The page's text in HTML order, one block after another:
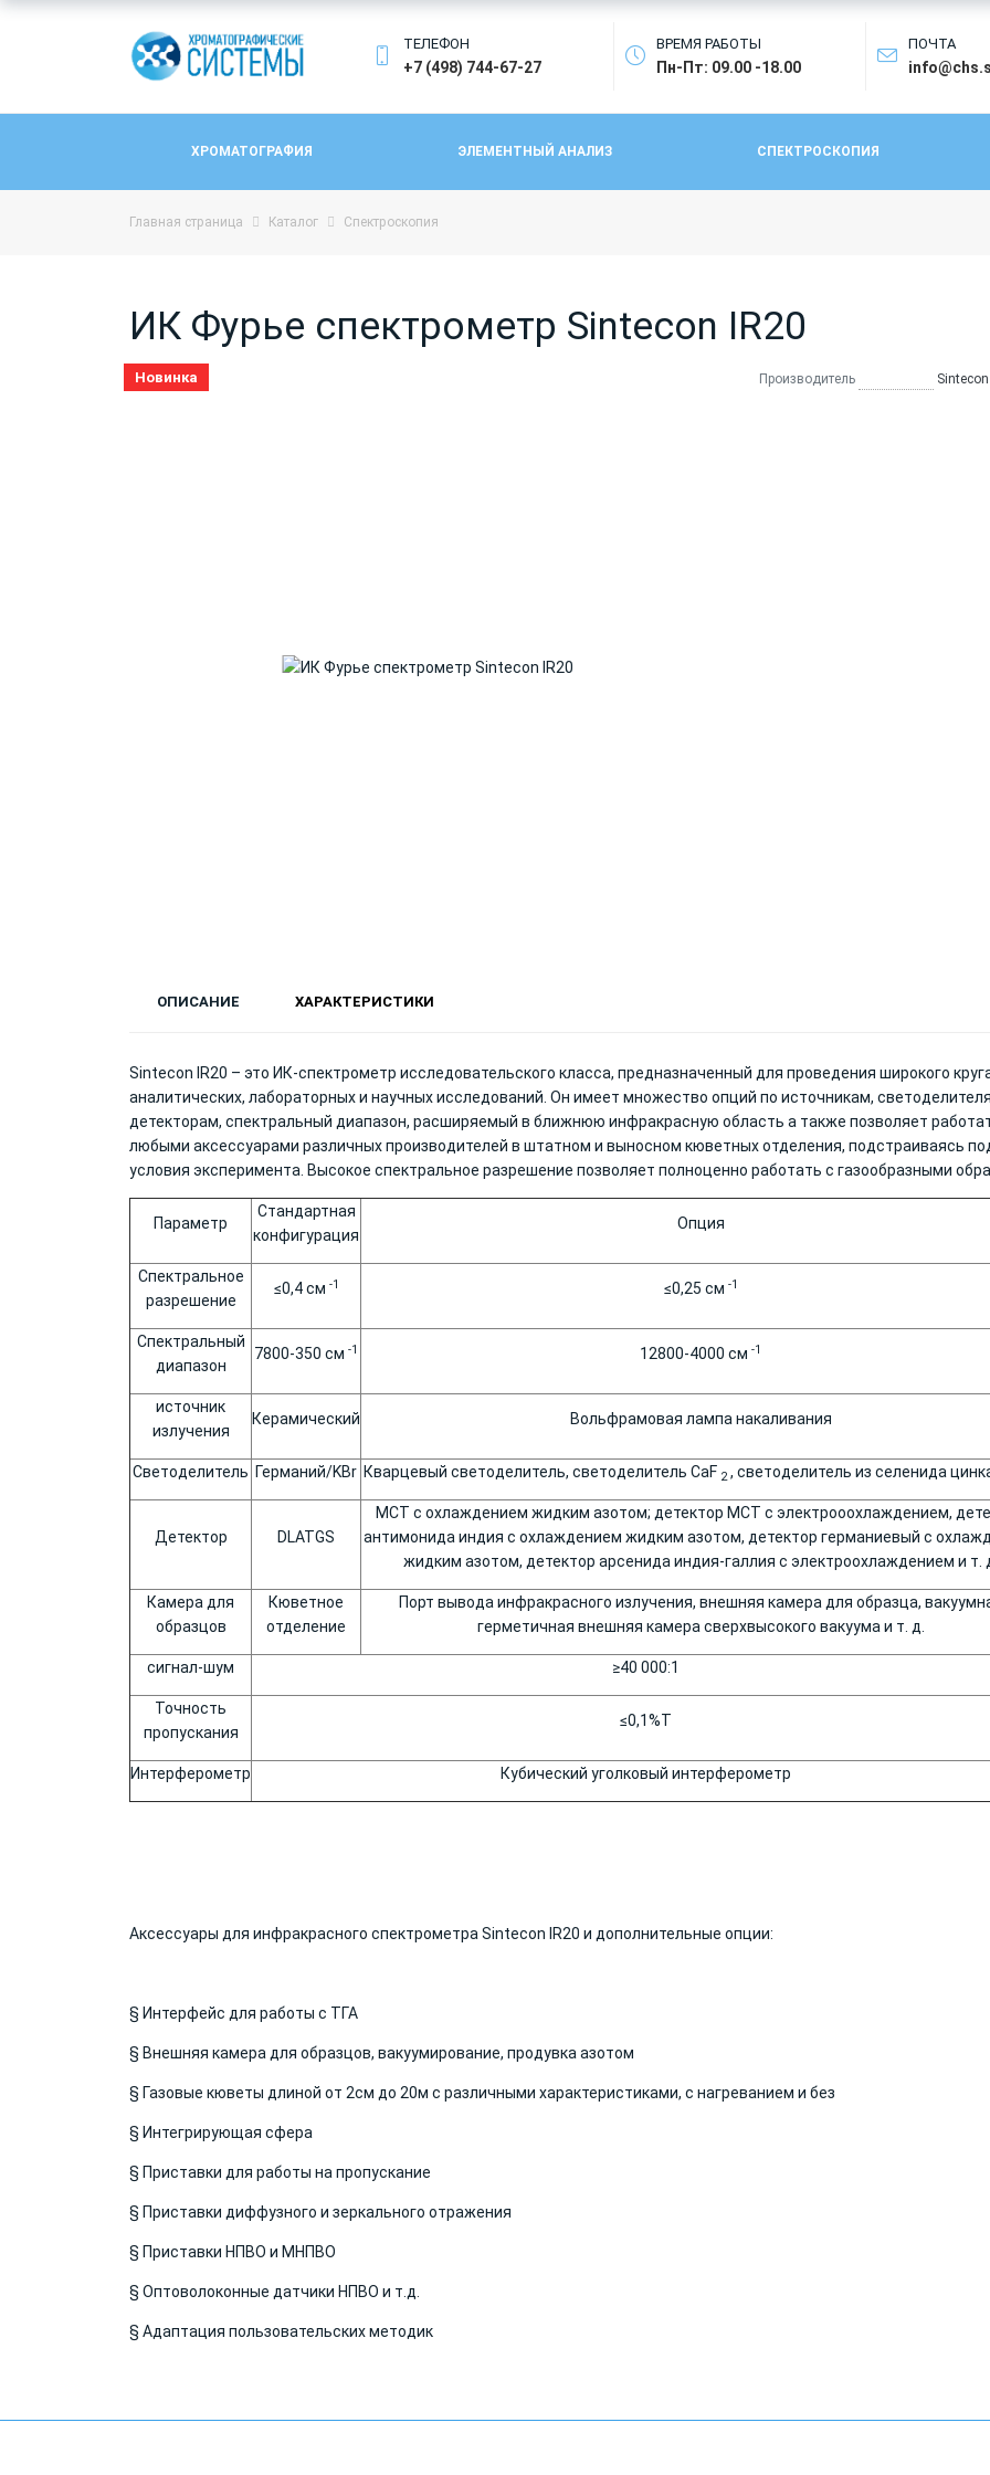
ТЕЛЕФОН
+7 (498) 744-67-27
ВРЕМЯ РАБОТЫ
Пн-Пт: 09.00 -18.00
ПОЧТА
ХРОМАТОГРАФИЯ ЭЛЕМЕНТНЫЙ АНАЛИЗ СПЕКТРОСКОПИЯ
Главная страница Каталог Спектроскопия
ИК Фурье спектрометр Sintecon IR20
Новинка Производитель Sintecon
ОПИСАНИЕ ХАРАКТЕРИСТИКИ
Sintecon IR20 – это ИК-спектрометр исследовательского класса, предназначенный для проведения широкого
аналитических, лабораторных и научных исследований. Он имеет множество опций по источникам,
детекторам, спектральный диапазон, расширяемый в ближнюю инфракрасную область а также позволяет
любыми аксессуарами различных производителей в штатном и выносном кюветных отделения, подстраиваясь
условия эксперимента. Высокое спектральное разрешение позволяет полноценно работать с газообразными
Параметр
Стандартная
конфигурация
Опция
Спектральное
разрешение
≤0,4 см -1 ≤0,25 см -1
Спектральный
диапазон
7800-350 см -1 12800-4000 см -1
источник
излучения
Керамический Вольфрамовая лампа накаливания
Светоделитель Германий/KBr Кварцевый светоделитель, светоделитель CaF 2, светоделитель из селенида
Детектор DLATGS
МСТ с охлаждением жидким азотом; детектор МСТ с электрооохлаждением,
антимонида индия с охлаждением жидким азотом, детектор германиевый с
жидким азотом, детектор арсенида индия-галлия с электроохлаждением и т.
Камера для
образцов
Кюветное
отделение
Порт вывода инфракрасного излучения, внешняя камера для образца,
герметичная внешняя камера сверхвысокого вакуума и т. д.
сигнал-шум ≥40 000:1
Точность
пропускания
≤0,1%Т
Интерферометр Кубический уголковый интерферометр
Аксессуары для инфракрасного спектрометра Sintecon IR20 и дополнительные опции:
§ Интерфейс для работы с ТГА
§ Внешняя камера для образцов, вакуумирование, продувка азотом
§ Газовые кюветы длиной от 2см до 20м с различными характеристиками, с нагреванием и без
§ Интегрирующая сфера
§ Приставки для работы на пропускание
§ Приставки диффузного и зеркального отражения
§ Приставки НПВО и МНПВО
§ Оптоволоконные датчики НПВО и т.д.
§ Адаптация пользовательских методик